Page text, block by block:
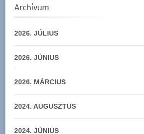
Archívum
2026. JÚLIUS
2026. JÚNIUS
2026. MÁRCIUS
2024. AUGUSZTUS
2024. JÚNIUS